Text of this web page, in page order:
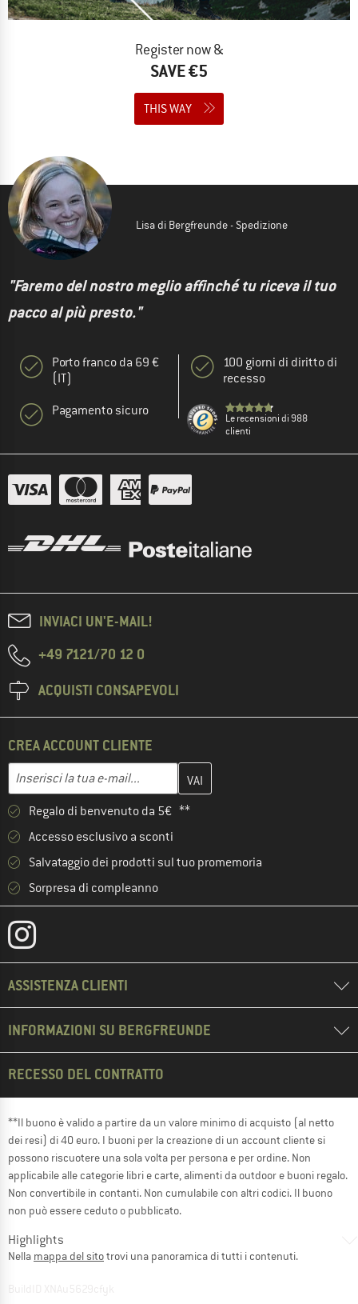
Register now &
SAVE €5
THIS WAY
Lisa di Bergfreunde - Spedizione
"Faremo del nostro meglio affinché tu riceva il tuo
pacco al più presto."
Porto franco da 69 €
(IT)
Pagamento sicuro
100 giorni di diritto di
recesso
Le recensioni di 988
clienti
INVIACI UN'E-MAIL!
+49 7121/70 12 0
ACQUISTI CONSAPEVOLI
CREA ACCOUNT CLIENTE
Indirizzo e-mail
Inserisci qui il tuo indirizzo e-mail e crea il tuo account cliente
Regalo di benvenuto da 5€ **
Accesso esclusivo a sconti
Salvataggio dei prodotti sul tuo promemoria
Sorpresa di compleanno
ASSISTENZA CLIENTI
INFORMAZIONI SU BERGFREUNDE
RECESSO DEL CONTRATTO
**Il buono è valido a partire da un valore minimo di acquisto (al netto
dei resi) di 40 euro. I buoni per la creazione di un account cliente si
possono riscuotere una sola volta per persona e per ordine. Non
applicabile alle categorie libri e carte, alimenti da outdoor e buoni regalo.
Non convertibile in contanti. Non cumulabile con altri codici. Il buono
non può essere ceduto o pubblicato.
Highlights
Nella mappa del sitotrovi una panoramica di tutti i contenuti.